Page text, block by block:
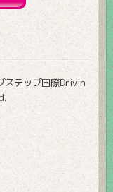
テップ国際Drivin